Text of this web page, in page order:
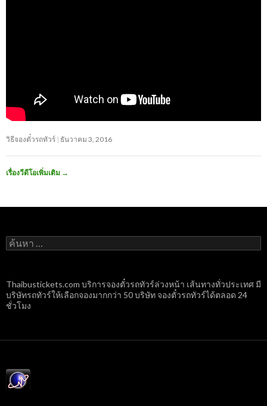
วิธีจองตั๋วรถทัวร์ ธันวาคม 3, 2016
เรื่องวีดีโอเพิ่มเติม →
ค้นหา
สำหรับ:
Thaibustickets.com บริการจองตั๋วรถทัวร์ล่วงหน้า เส้นทางทั่วประเทศ มี
บริษัทรถทัวร์ให้เลือกจองมากกว่า 50 บริษัท จองตั๋วรถทัวร์ได้ตลอด 24
ชั่วโมง